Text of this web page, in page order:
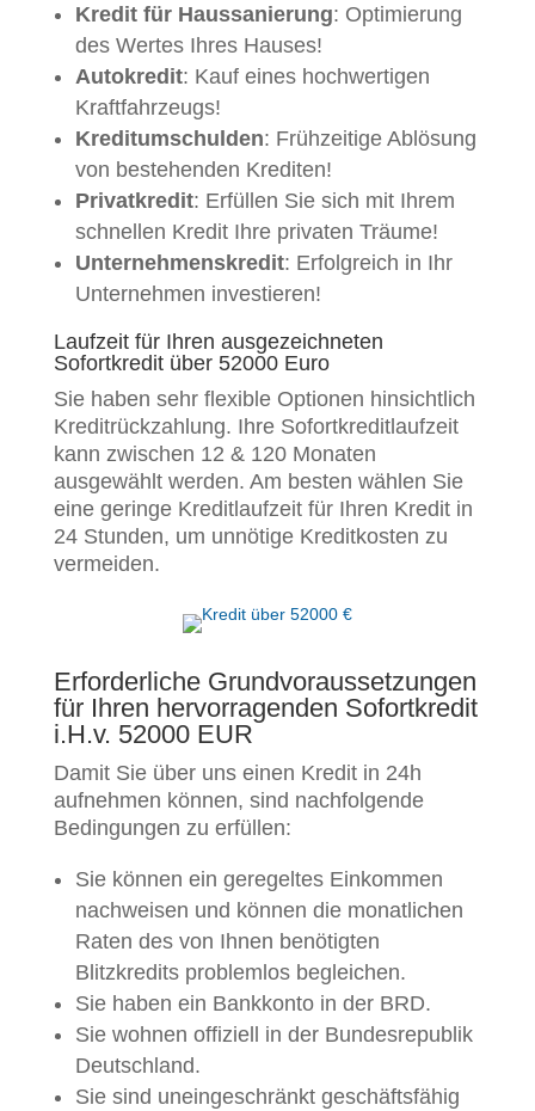
Kredit für Haussanierung: Optimierung
des Wertes Ihres Hauses!
Autokredit: Kauf eines hochwertigen
Kraftfahrzeugs!
Kreditumschulden: Frühzeitige Ablösung
von bestehenden Krediten!
Privatkredit: Erfüllen Sie sich mit Ihrem
schnellen Kredit Ihre privaten Träume!
Unternehmenskredit: Erfolgreich in Ihr
Unternehmen investieren!
Laufzeit für Ihren ausgezeichneten
Sofortkredit über 52000 Euro
Sie haben sehr flexible Optionen hinsichtlich
Kreditrückzahlung. Ihre Sofortkreditlaufzeit
kann zwischen 12 & 120 Monaten
ausgewählt werden. Am besten wählen Sie
eine geringe Kreditlaufzeit für Ihren Kredit in
24 Stunden, um unnötige Kreditkosten zu
vermeiden.
Erforderliche Grundvoraussetzungen
für Ihren hervorragenden Sofortkredit
i.H.v. 52000 EUR
Damit Sie über uns einen Kredit in 24h
aufnehmen können, sind nachfolgende
Bedingungen zu erfüllen:
Sie können ein geregeltes Einkommen
nachweisen und können die monatlichen
Raten des von Ihnen benötigten
Blitzkredits problemlos begleichen.
Sie haben ein Bankkonto in der BRD.
Sie wohnen offiziell in der Bundesrepublik
Deutschland.
Sie sind uneingeschränkt geschäftsfähig